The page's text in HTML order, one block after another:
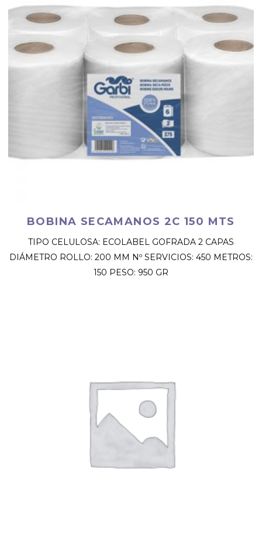
BOBINA SECAMANOS 2C 150 MTS
TIPO CELULOSA: ECOLABEL GOFRADA 2 CAPAS
DIÁMETRO ROLLO: 200 MM Nº SERVICIOS: 450 METROS:
150 PESO: 950 GR